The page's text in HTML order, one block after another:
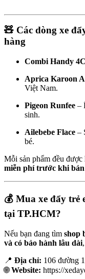
🧸 Các dòng xe
hàng
Combi Handy
Aprica Karoon
Việt Nam.
Pigeon Runfee –
sinh.
Ailebebe Flace –
bé.
Mỗi sản phẩm đều được
miễn phí trước khi bán
💰 Mua xe đẩy trẻ
tại TP.HCM?
Nếu bạn đang tìm shop
và có bảo hành lâu dài
📍 Địa chỉ: 106 đường
🌐Website: https://